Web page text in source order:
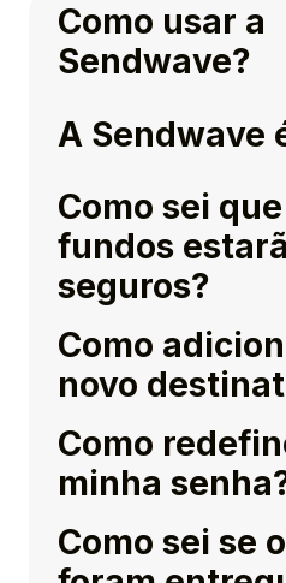
Como usar a
Sendwave?
A Sendwave
Como sei
fundos
seguros?
Como
novo
Como
minha
Como sei se